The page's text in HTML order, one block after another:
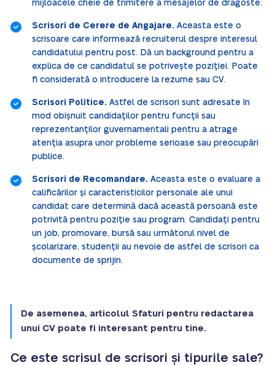
mijloacele cheie de trimitere a mesajelor de dragoste.
Scrisori de Cerere de Angajare. Aceasta este o
scrisoare care informează recruiterul despre interesul
candidatului pentru post. Dă un background pentru a
explica de ce candidatul se potrivește poziției. Poate
fi considerată o introducere la rezume sau CV.
Scrisori Politice. Astfel de scrisori sunt adresate în
mod obișnuit candidaților pentru funcții sau
reprezentanților guvernamentali pentru a atrage
atenția asupra unor probleme serioase sau preocupări
publice.
Scrisori de Recomandare. Aceasta este o evaluare a
calificărilor și caracteristicilor personale ale unui
candidat care determină dacă această persoană este
potrivită pentru poziție sau program. Candidați pentru
un job, promovare, bursă sau următorul nivel de
școlarizare, studenții au nevoie de astfel de scrisori ca
documente de sprijin.
De asemenea, articolul Sfaturi pentru redactarea
unui CV poate fi interesant pentru tine.
Ce este scrisul de scrisori și tipurile sale?